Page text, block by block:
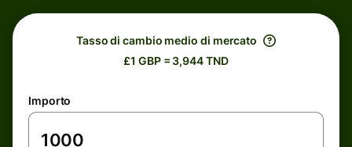
Tasso di cambio medio di mercato
£1 GBP = 3,944 TND
Importo